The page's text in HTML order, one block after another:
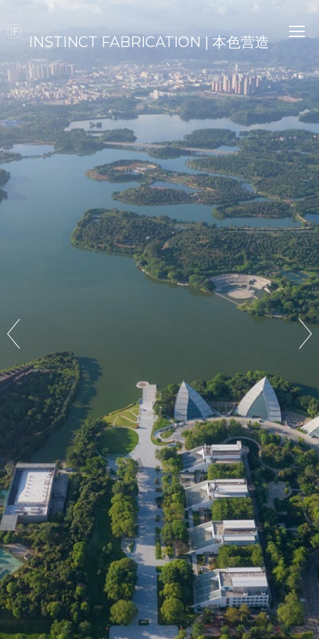
INSTINCT FABRICATION | 本色营造